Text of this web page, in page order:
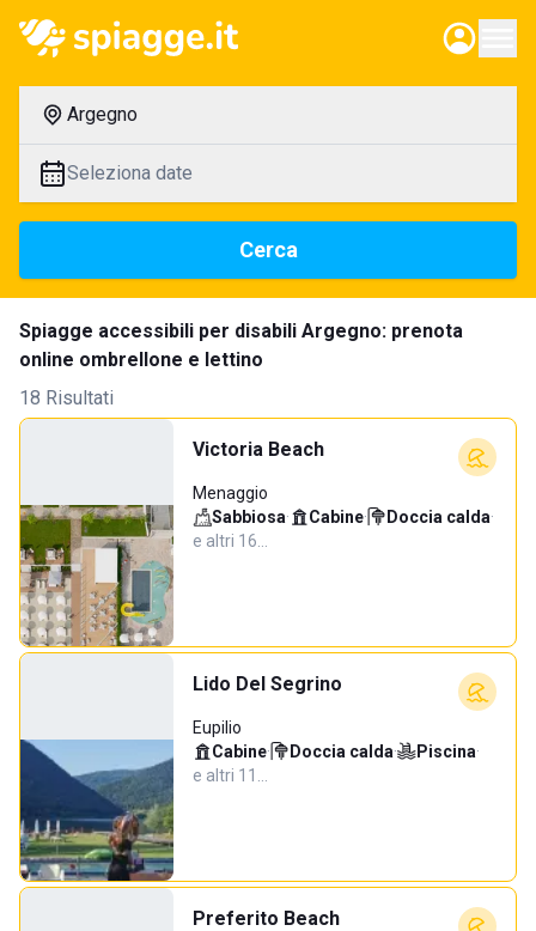
Argegno
Seleziona date
Cerca
Spiagge accessibili per disabili Argegno: prenota
online ombrellone e lettino
18 Risultati
Victoria Beach
Menaggio
Sabbiosa· Cabine· Doccia calda·
e altri 16…
Lido Del Segrino
Eupilio
Cabine· Doccia calda· Piscina·
e altri 11…
Preferito Beach